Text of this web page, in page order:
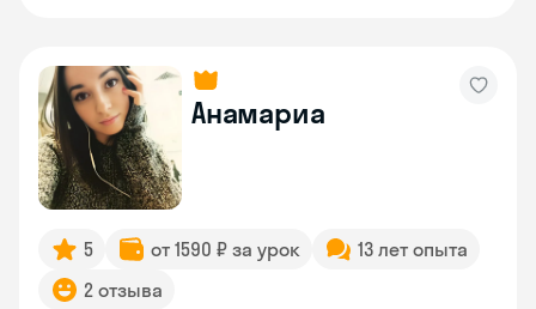
Анамариа
5 от 1590 ₽ за урок
13 лет опыта
2 отзыва